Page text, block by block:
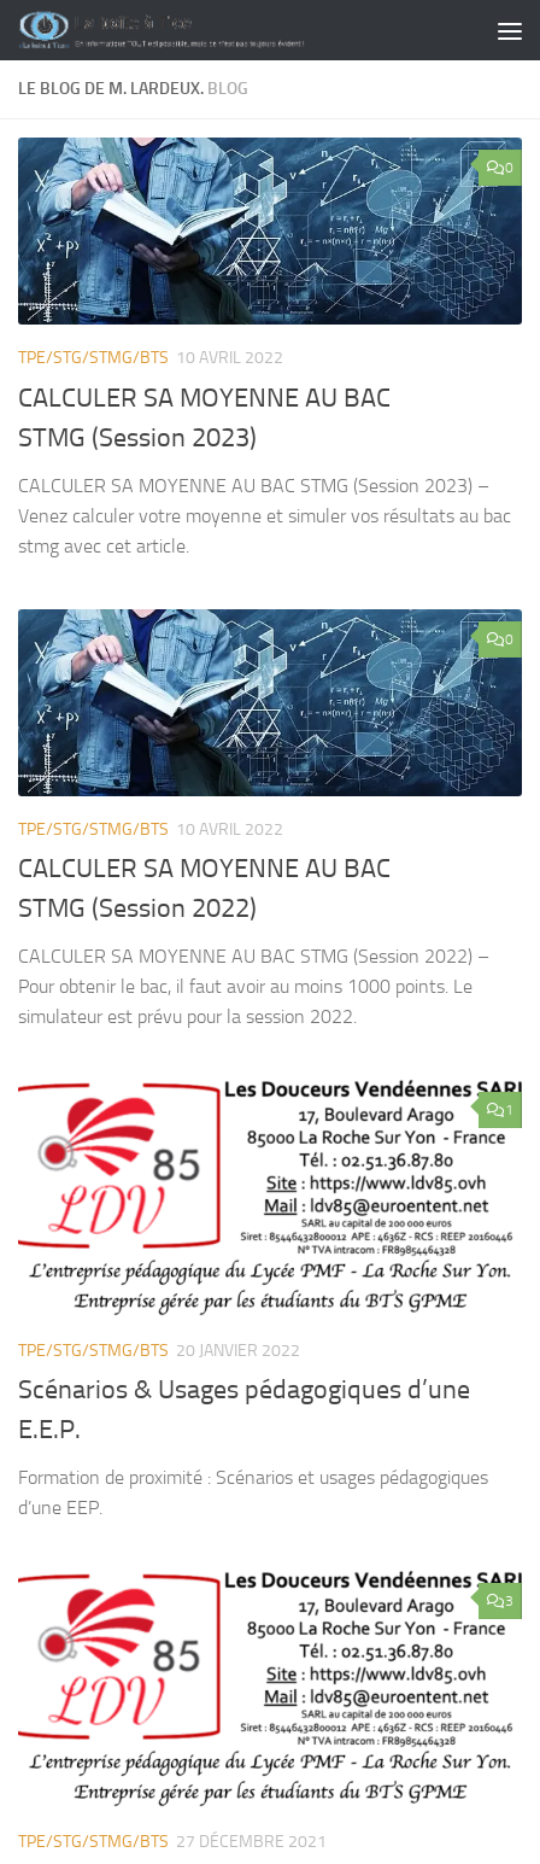
Skip to content
LE BLOG DE M. LARDEUX. BLOG
0
TPE/STG/STMG/BTS 10 AVRIL 2022
CALCULER SA MOYENNE AU BAC
STMG (Session 2023)
CALCULER SA MOYENNE AU BAC STMG (Session 2023) –
Venez calculer votre moyenne et simuler vos résultats au bac
stmg avec cet article.
0
TPE/STG/STMG/BTS 10 AVRIL 2022
CALCULER SA MOYENNE AU BAC
STMG (Session 2022)
CALCULER SA MOYENNE AU BAC STMG (Session 2022) –
Pour obtenir le bac, il faut avoir au moins 1000 points. Le
simulateur est prévu pour la session 2022.
1
TPE/STG/STMG/BTS 20 JANVIER 2022
Scénarios & Usages pédagogiques d’une
E.E.P.
Formation de proximité : Scénarios et usages pédagogiques
d’une EEP.
3
TPE/STG/STMG/BTS 27 DÉCEMBRE 2021